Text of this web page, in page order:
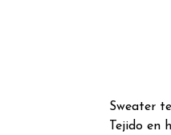
Sweater
Tejido en